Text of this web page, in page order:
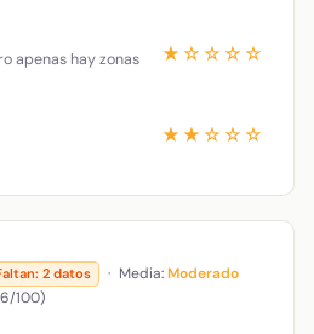
apenas hay zonas
★☆☆☆☆
★★☆☆☆
2 datos · Media:Moderado
100)